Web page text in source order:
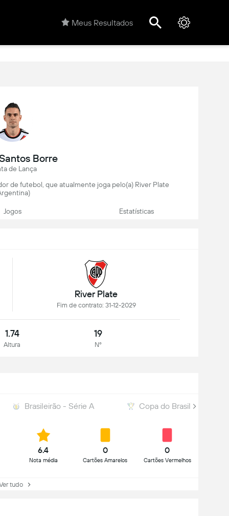
Meus Resultados
Borre
de Lança
de futebol, que atualmente joga pelo(a) River Plate
Jogos Estatísticas
River Plate
Fim de contrato: 31-12-2029
1.74
Altura
19
Nº
Brasileirão - Série A Copa do Brasil
6.4
Nota média
0
Cartões Amarelos
0
Cartões Vermelhos
tudo